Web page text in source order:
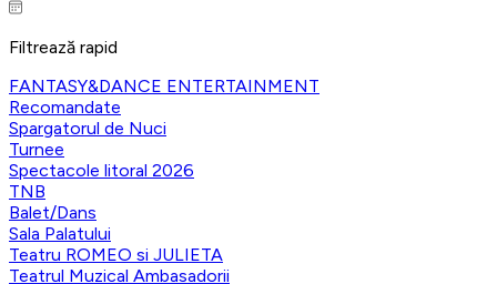
Filtrează rapid
FANTASY&DANCE ENTERTAINMENT
Recomandate
Spargatorul de Nuci
Turnee
Spectacole litoral 2026
TNB
Balet/Dans
Sala Palatului
Teatru ROMEO si JULIETA
Teatrul Muzical Ambasadorii